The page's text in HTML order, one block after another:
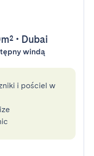
• Dubai
windą
i pościel w